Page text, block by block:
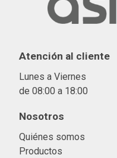
Atención al cliente
Lunes a Viernes
de 08:00 a 18:00
Nosotros
Quiénes somos
Productos